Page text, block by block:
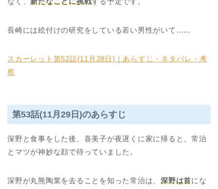
長崎には絵付けの研究をしている若い男性がいて……
スカーレット第52話(11月28日)｜あらすじ・ネタバレ・考
察
第53話(11月29日)のあらすじ
深野と食事をした後、喜美子が夜遅くに家に帰ると、常治
とマツが神妙な顔で待っていました。
深野が丸熊陶業を去ることを知った常治は、深野は首にな